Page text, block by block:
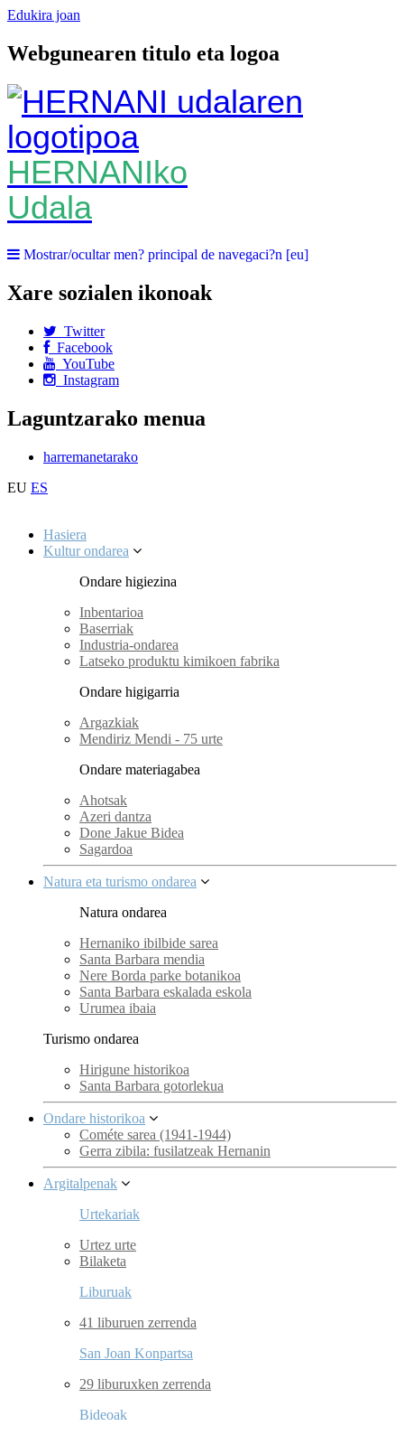
Edukira joan
Webgunearen titulo eta logoa
HERNANIko
Udala
Mostrar/ocultar men? principal de navegaci?n [eu]
Xare sozialen ikonoak
Twitter
Facebook
YouTube
Instagram
Laguntzarako menua
harremanetarako
EU ES
Hasiera
Kultur ondarea
Ondare higiezina
Inbentarioa
Baserriak
Industria-ondarea
Latseko produktu kimikoen fabrika
Ondare higigarria
Argazkiak
Mendiriz Mendi - 75 urte
Ondare materiagabea
Ahotsak
Azeri dantza
Done Jakue Bidea
Sagardoa
Natura eta turismo ondarea
Natura ondarea
Hernaniko ibilbide sarea
Santa Barbara mendia
Nere Borda parke botanikoa
Santa Barbara eskalada eskola
Urumea ibaia
Turismo ondarea
Hirigune historikoa
Santa Barbara gotorlekua
Ondare historikoa
Cométe sarea (1941-1944)
Gerra zibila: fusilatzeak Hernanin
Argitalpenak
Urtekariak
Urtez urte
Bilaketa
Liburuak
41 liburuen zerrenda
San Joan Konpartsa
29 liburuxken zerrenda
Bideoak